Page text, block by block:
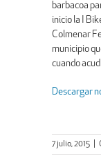
barbacoa
inicio la I
Colmenar
municipio
cuando
Descargar
7 julio, 2015